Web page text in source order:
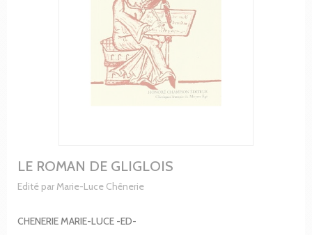
LE ROMAN DE GLIGLOIS
Edité par Marie-Luce Chênerie
CHENERIE MARIE-LUCE -ED-